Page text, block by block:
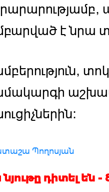
է նրա
Պողոսյան
նյութը դիտել են